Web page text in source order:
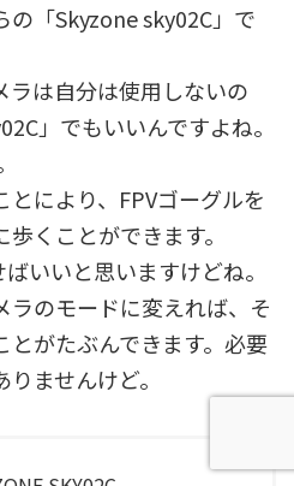
「Skyzone sky02C」で
ラは自分は使用しないの
」でもいいんですよね。
により、FPVゴーグルを
くことができます。
いいと思いますけどね。
ラのモードに変えれば、そ
がたぶんできます。必要
ませんけど。